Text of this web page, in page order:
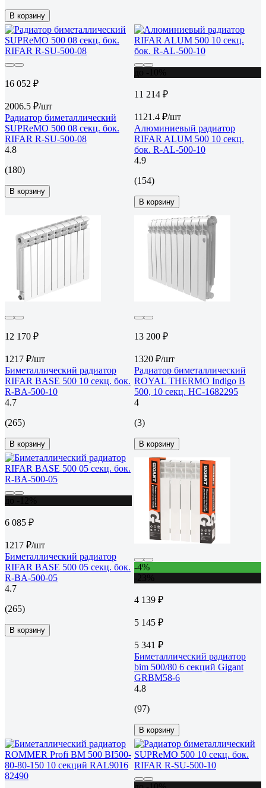
В корзину
16 052 ₽
2006.5 ₽/шт
Радиатор биметаллический
SUPReMO 500 08 секц. бок.
RIFAR R-SU-500-08
4.8
(180)
В корзину
11 214 ₽
1121.4 ₽/шт
Алюминиевый радиатор
RIFAR ALUM 500 10 секц.
бок. R-AL-500-10
4.9
(154)
В корзину
12 170 ₽
1217 ₽/шт
Биметаллический радиатор
RIFAR BASE 500 10 секц. бок.
R-BA-500-10
4.7
(265)
В корзину
13 200 ₽
1320 ₽/шт
Радиатор биметаллический
ROYAL THERMO Indigo B
500, 10 секц. НС-1682295
4
(3)
В корзину
6 085 ₽
1217 ₽/шт
Биметаллический радиатор
RIFAR BASE 500 05 секц. бок.
R-BA-500-05
4.7
(265)
В корзину
-4%
4 139 ₽
5 145 ₽
5 341 ₽
Биметаллический радиатор
bim 500/80 6 секций Gigant
GRBM58-6
4.8
(97)
В корзину